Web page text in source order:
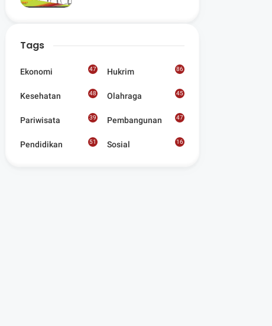
Seniman Di Lombok
Tags
Ekonomi 47 Hukrim 86
Kesehatan 48 Olahraga 45
Pariwisata 39 Pembangunan 47
Pendidikan 51 Sosial
16